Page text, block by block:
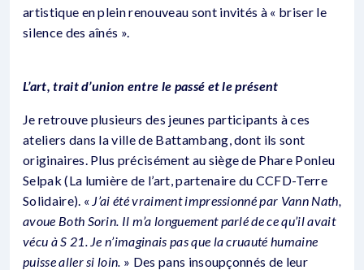
artistique en plein renouveau sont invités à « briser le
silence des aînés ».
L’art, trait d’union entre le passé et le présent
Je retrouve plusieurs des jeunes participants à ces
ateliers dans la ville de Battambang, dont ils sont
originaires. Plus précisément au siège de Phare Ponleu
Selpak (La lumière de l’art, partenaire du CCFD-Terre
Solidaire). « J’ai été vraiment impressionné par Vann Nath,
avoue Both Sorin. Il m’a longuement parlé de ce qu’il avait
vécu à S 21. Je n’imaginais pas que la cruauté humaine
puisse aller si loin. » Des pans insoupçonnés de leur